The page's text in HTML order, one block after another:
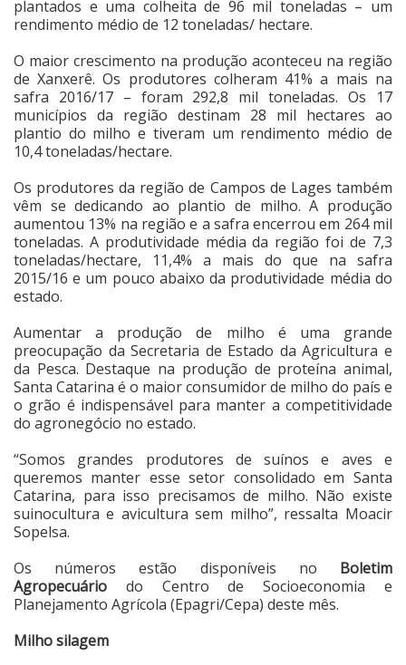
plantados e uma colheita de 96 mil toneladas – um
rendimento médio de 12 toneladas/ hectare.
O maior crescimento na produção aconteceu na região
de Xanxerê. Os produtores colheram 41% a mais na
safra 2016/17 – foram 292,8 mil toneladas. Os 17
municípios da região destinam 28 mil hectares ao
plantio do milho e tiveram um rendimento médio de
10,4 toneladas/hectare.
Os produtores da região de Campos de Lages também
vêm se dedicando ao plantio de milho. A produção
aumentou 13% na região e a safra encerrou em 264 mil
toneladas. A produtividade média da região foi de 7,3
toneladas/hectare, 11,4% a mais do que na safra
2015/16 e um pouco abaixo da produtividade média do
estado.
Aumentar a produção de milho é uma grande
preocupação da Secretaria de Estado da Agricultura e
da Pesca. Destaque na produção de proteína animal,
Santa Catarina é o maior consumidor de milho do país e
o grão é indispensável para manter a competitividade
do agronegócio no estado.
“Somos grandes produtores de suínos e aves e
queremos manter esse setor consolidado em Santa
Catarina, para isso precisamos de milho. Não existe
suinocultura e avicultura sem milho”, ressalta Moacir
Sopelsa.
Os números estão disponíveis no Boletim
Agropecuário do Centro de Socioeconomia e
Planejamento Agrícola (Epagri/Cepa) deste mês.
Milho silagem